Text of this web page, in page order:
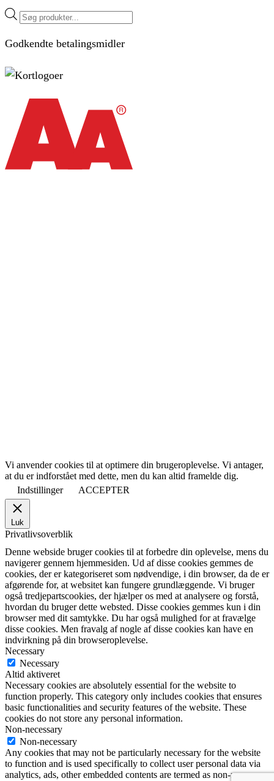
Products
search
Godkendte betalingsmidler
Vi anvender cookies til at optimere din brugeroplevelse. Vi antager,
at du er indforstået med dette, men du kan altid framelde dig.
Indstillinger
ACCEPTER
Luk
Privatlivsoverblik
Denne webside bruger cookies til at forbedre din oplevelse, mens du
navigerer gennem hjemmesiden. Ud af disse cookies gemmes de
cookies, der er kategoriseret som nødvendige, i din browser, da de er
afgørende for, at websitet kan fungere grundlæggende. Vi bruger
også tredjepartscookies, der hjælper os med at analysere og forstå,
hvordan du bruger dette websted. Disse cookies gemmes kun i din
browser med dit samtykke. Du har også mulighed for at fravælge
disse cookies. Men fravalg af nogle af disse cookies kan have en
indvirkning på din browseroplevelse.
Necessary
Necessary
Altid aktiveret
Necessary cookies are absolutely essential for the website to
function properly. This category only includes cookies that ensures
basic functionalities and security features of the website. These
cookies do not store any personal information.
Non-necessary
Non-necessary
Any cookies that may not be particularly necessary for the website
to function and is used specifically to collect user personal data via
analytics, ads, other embedded contents are termed as non-necessary